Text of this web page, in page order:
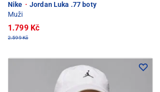
Nike · Jordan Luka .77 boty
Muži
1.799 Kč
2.599 Kč